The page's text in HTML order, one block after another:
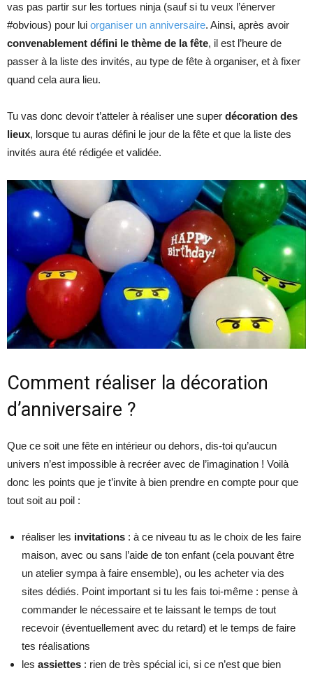
vas pas partir sur les tortues ninja (sauf si tu veux l’énerver
#obvious) pour lui organiser un anniversaire. Ainsi, après avoir
convenablement défini le thème de la fête, il est l’heure de
passer à la liste des invités, au type de fête à organiser, et à fixer
quand cela aura lieu.
Tu vas donc devoir t’atteler à réaliser une super décoration des
lieux, lorsque tu auras défini le jour de la fête et que la liste des
invités aura été rédigée et validée.
Comment réaliser la décoration
d’anniversaire ?
Que ce soit une fête en intérieur ou dehors, dis-toi qu’aucun
univers n’est impossible à recréer avec de l’imagination ! Voilà
donc les points que je t’invite à bien prendre en compte pour que
tout soit au poil :
réaliser les invitations : à ce niveau tu as le choix de les faire
maison, avec ou sans l’aide de ton enfant (cela pouvant être
un atelier sympa à faire ensemble), ou les acheter via des
sites dédiés. Point important si tu les fais toi-même : pense à
commander le nécessaire et te laissant le temps de tout
recevoir (éventuellement avec du retard) et le temps de faire
tes réalisations
les assiettes : rien de très spécial ici, si ce n’est que bien